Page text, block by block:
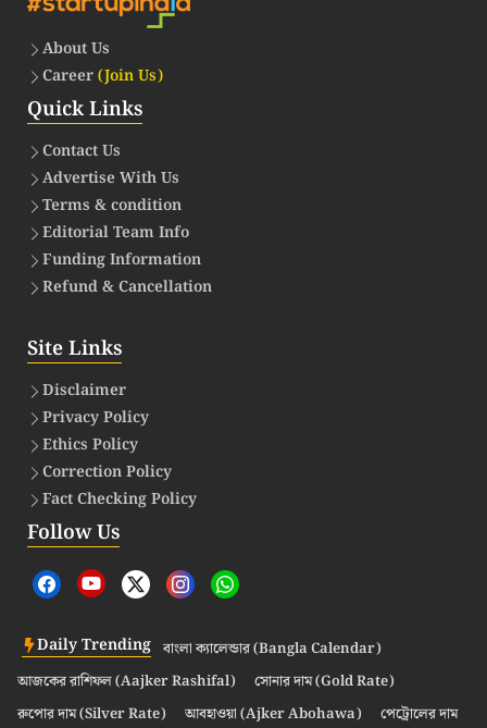
About Us
Career(Join Us)
Quick Links
Contact Us
Advertise With Us
Terms & condition
Editorial Team Info
Funding Information
Refund & Cancellation
Site Links
Disclaimer
Privacy Policy
Ethics Policy
Correction Policy
Fact Checking Policy
Follow Us
Daily Trending বাংলা ক্যালেন্ডার (Bangla Calendar)
আজকের রাশিফল (Aajker Rashifal)
সোনার দাম (Gold Rate)
রুপোর দাম (Silver Rate)
আবহাওয়া (Ajker Abohawa) পেট্রোলের দাম